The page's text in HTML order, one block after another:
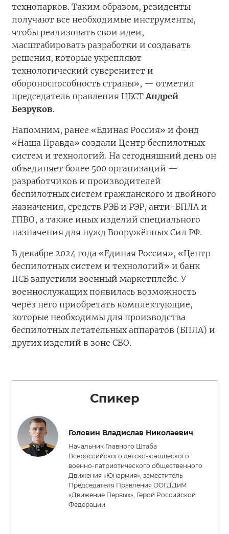
технопарков. Таким образом, резиденты
получают все необходимые инструменты,
чтобы реализовать свои идеи,
масштабировать разработки и создавать
решения, которые укрепляют
технологический суверенитет и
обороноспособность страны», — отметил
председатель правления ЦБСТАндрей
Безруков.
Напомним, ранее «Единая Россия» и фонд
«Наша Правда» создали Центр беспилотных
систем и технологий. На сегодняшний день он
объединяет более 500 организаций —
разработчиков и производителей
беспилотных систем гражданского и двойного
назначения, средств РЭБ и РЭР, анти-БПЛА и
ГПВО, а также иных изделий специального
назначения для нужд Вооружённых Сил РФ.
В декабре 2024 года «Единая Россия», «Центр
беспилотных систем и технологий» и банк
ПСБ запустили военный маркетплейс. У
военнослужащих появилась возможность
через него приобретать комплектующие,
которые необходимы для производства
беспилотных летательных аппаратов (БПЛА) и
других изделий в зоне СВО.
Спикер
Головин Владислав Николаевич
Начальник Главного Штаба
Всероссийского детско-юношеского
военно-патриотического общественного
Движения «Юнармия», заместитель
Председателя Правления ООГДДиМ
«Движение Первых», Герой Российской
Федерации